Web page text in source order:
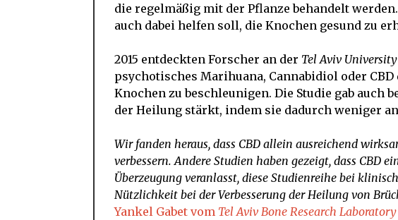
die regelmäßig mit der Pflanze behandelt
auch dabei helfen soll, die Knochen gesund zu
2015 entdeckten Forscher an der Tel Aviv University
psychotisches Marihuana, Cannabidiol oder
Knochen zu beschleunigen. Die Studie gab auch
der Heilung stärkt, indem sie dadurch weniger
Wir fanden heraus, dass CBD allein ausreichend
verbessern. Andere Studien haben gezeigt, dass CBD
Überzeugung veranlasst, diese Studienreihe bei
Nützlichkeit bei der Verbesserung der Heilung von
Yankel Gabet vom Tel Aviv Bone Research Laboratory